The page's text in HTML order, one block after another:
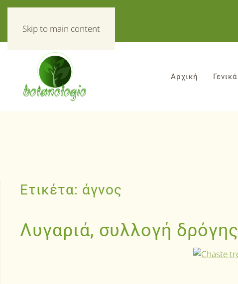
Skip to main content
Αρχική Γενικά
Ετικέτα: άγνος
Λυγαριά, συλλογή δρόγης